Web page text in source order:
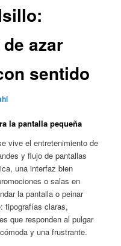
azar
sentido
la pantalla pequeña
vive el entretenimiento de
y flujo de pantallas
una interfaz bien
o salas en
la pantalla o peinar
tipografías claras,
que responden al pulgar
y una frustrante.